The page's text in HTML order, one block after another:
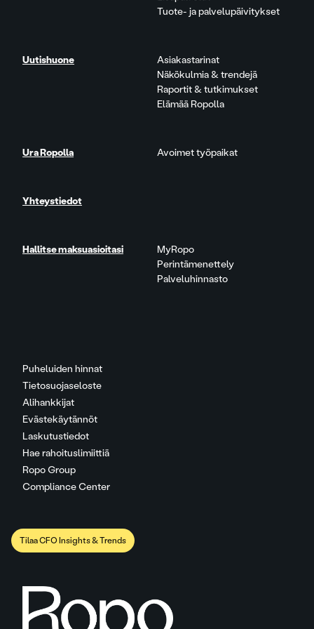
Puheluiden hinnat
Tietosuojaseloste
Alihankkijat
Evästekäytännöt
Laskutustiedot
Hae rahoituslimiittiä
Ropo Group
Compliance Center
Tuote- ja palvelupäivitykset
Uutishuone
Asiakastarinat
Näkökulmia & trendejä
Raportit & tutkimukset
Elämää Ropolla
Ura Ropolla Avoimet työpaikat
Yhteystiedot
Hallitse maksuasioitasi
MyRopo
Perintämenettely
Palveluhinnasto
Tilaa CFO Insights & Trends